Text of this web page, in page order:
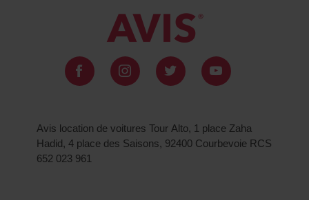
Avis location de voitures Tour Alto, 1 place Zaha
Hadid, 4 place des Saisons, 92400 Courbevoie RCS
652 023 961